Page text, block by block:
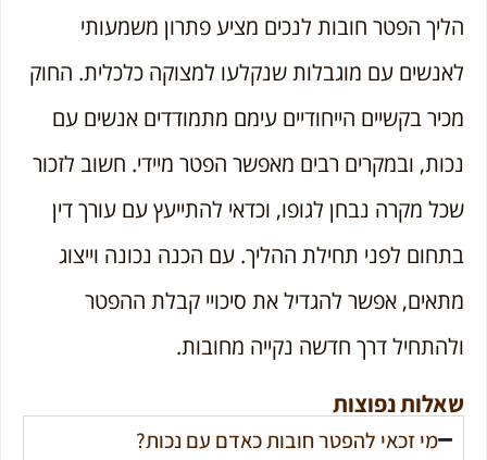
הליך הפטר חובות לנכים מציע פתרון משמעותי
לאנשים עם מוגבלות שנקלעו למצוקה כלכלית. החוק
מכיר בקשיים הייחודיים עימם מתמודדים אנשים עם
נכות, ובמקרים רבים מאפשר הפטר מיידי. חשוב לזכור
שכל מקרה נבחן לגופו, וכדאי להתייעץ עם עורך דין
בתחום לפני תחילת ההליך. עם הכנה נכונה וייצוג
מתאים, אפשר להגדיל את סיכויי קבלת ההפטר
ולהתחיל דרך חדשה נקייה מחובות.
שאלות נפוצות
מי זכאי להפטר חובות כאדם עם נכות?